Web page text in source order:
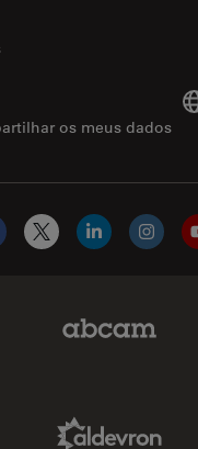
os meus dados
X LinkedIn